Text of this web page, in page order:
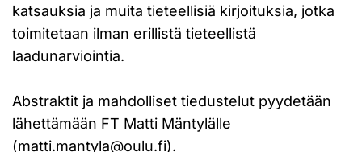
katsauksia ja muita tieteellisiä kirjoituksia, jotka
toimitetaan ilman erillistä tieteellistä
laadunarviointia.
Abstraktit ja mahdolliset tiedustelut pyydetään
lähettämään FT Matti Mäntylälle
(matti.mantyla@oulu.fi).